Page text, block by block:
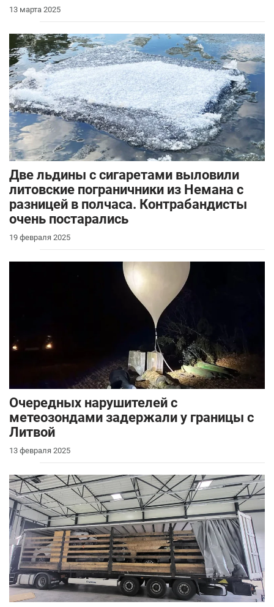
13 марта 2025
Две льдины с сигаретами выловили
литовские пограничники из Немана с
разницей в полчаса. Контрабандисты
очень постарались
19 февраля 2025
Очередных нарушителей с
метеозондами задержали у границы с
Литвой
13 февраля 2025